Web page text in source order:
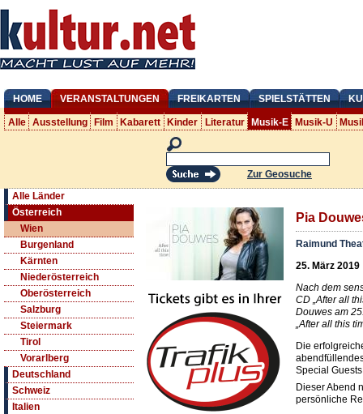
HOME VERANSTALTUNGEN FREIKARTEN SPIELSTÄTTEN
Alle Ausstellung Film Kabarett Kinder Literatur Musik-E Musik-U
Zur Geosuche
Alle Länder
Österreich
Wien
Burgenland
Kärnten
Niederösterreich
Oberösterreich
Salzburg
Steiermark
Tirol
Vorarlberg
Deutschland
Schweiz
Italien
Pia
Raimund
25. März 2019
Nach dem
CD „After all
Douwes am
„After all this
Die
Special
Dieser Abend
persönliche